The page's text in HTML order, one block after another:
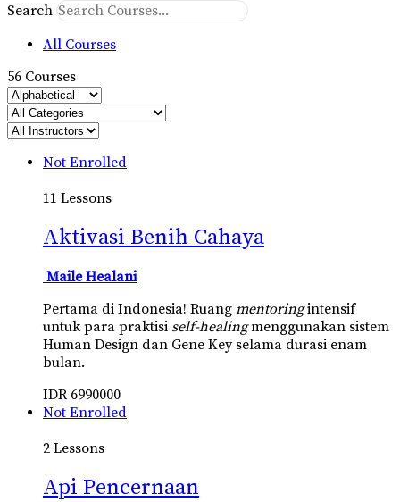
Search
All Courses
56 Courses
Not Enrolled
11 Lessons
Aktivasi Benih Cahaya
Maile Healani
Pertama di Indonesia! Ruang mentoringintensif
untuk para praktisi self-healingmenggunakan sistem
Human Design dan Gene Key selama durasi enam
bulan.
IDR 6990000
Not Enrolled
2 Lessons
Api Pencernaan